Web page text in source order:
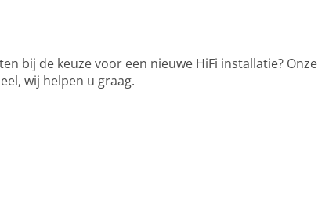
bij de keuze voor een nieuwe HiFi installatie?
wij helpen u graag.